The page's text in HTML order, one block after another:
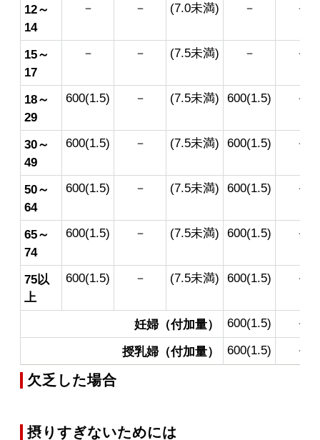
12～
14
－ － (7.0未満) － －
15～
17
－ － (7.5未満) － －
18～
29
600(1.5) － (7.5未満) 600(1.5) －
30～
49
600(1.5) － (7.5未満) 600(1.5) －
50～
64
600(1.5) － (7.5未満) 600(1.5) －
65～
74
600(1.5) － (7.5未満) 600(1.5) －
75以
上
600(1.5) － (7.5未満) 600(1.5) －
妊婦（付加量） 600(1.5) －
授乳婦（付加量） 600(1.5) －
欠乏した場合
摂りすぎないためには